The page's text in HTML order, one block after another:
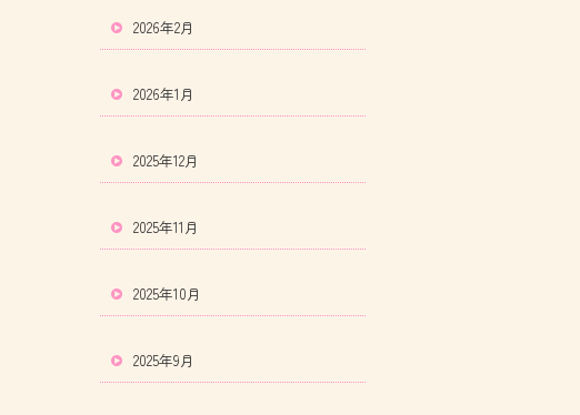
2026年2月
2026年1月
2025年12月
2025年11月
2025年10月
2025年9月